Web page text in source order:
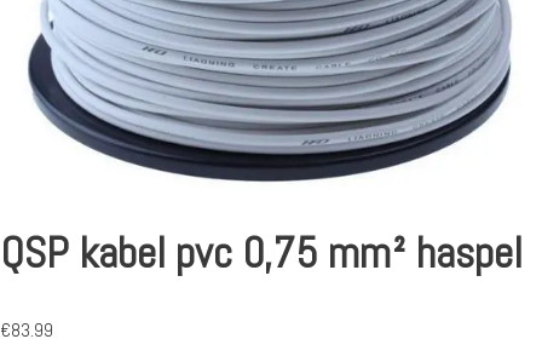
QSP kabel pvc 0,75 mm² haspel
€83.99